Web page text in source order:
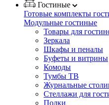
Гостиные
Готовые комплекты
Модульные гостиные
Товары для
Зеркала
Шкафы и пеналы
Буфеты и витрины
Комоды
Тумбы ТВ
Журнальные
Стеллажи для
Полки